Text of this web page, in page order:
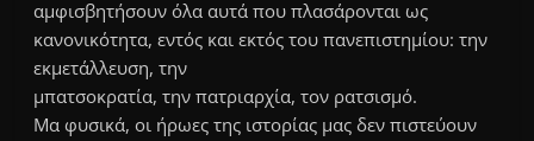
αμφισβητήσουν όλα αυτά που πλασάρονται ως
κανονικότητα, εντός και εκτός του πανεπιστημίου: την
εκμετάλλευση, την
μπατσοκρατία, την πατριαρχία, τον ρατσισμό.
Μα φυσικά, οι ήρωες της ιστορίας μας δεν πιστεύουν